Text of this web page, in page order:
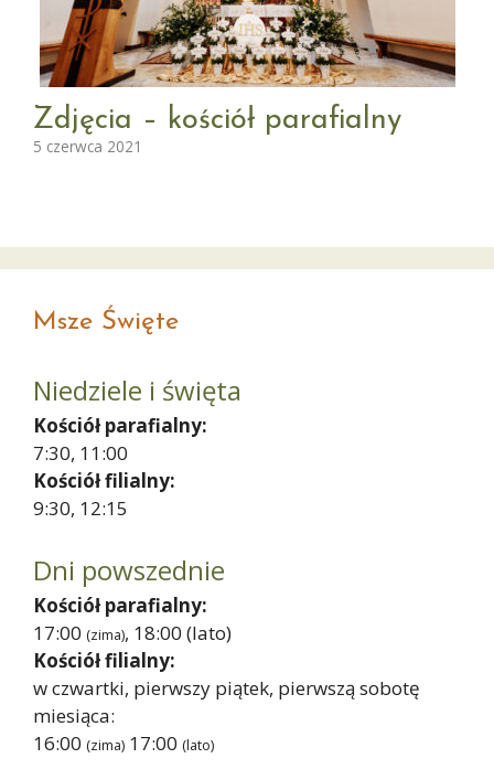
Zdjęcia – kościół parafialny
5 czerwca 2021
Msze Święte
Niedziele i święta
Kościół parafialny:
7:30, 11:00
Kościół filialny:
9:30, 12:15
Dni powszednie
Kościół parafialny:
17:00 (zima), 18:00 (lato)
Kościół filialny:
w czwartki, pierwszy piątek, pierwszą sobotę
miesiąca:
16:00 (zima) 17:00 (lato)